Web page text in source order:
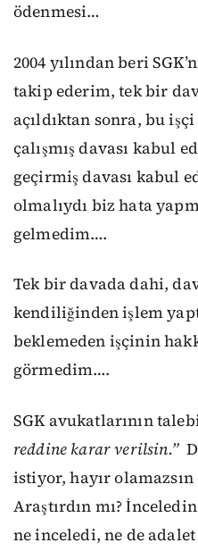
ödenmesi…
2004 yılından beri
takip ederim, tek bir
açıldıktan sonra, bu
çalışmış davası kabul
geçirmiş davası kabul
olmalıydı biz hata
gelmedim….
Tek bir davada dahi,
kendiliğinden işlem
beklemeden işçinin
görmedim….
SGK avukatlarının
reddine karar verilsin.”
istiyor, hayır
Araştırdın mı?
ne inceledi, ne de